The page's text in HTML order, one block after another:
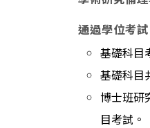
通過學位考試
基礎科目
基礎科目
博士班研
目考試。